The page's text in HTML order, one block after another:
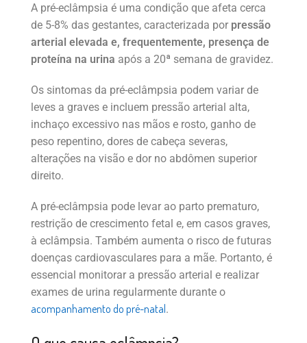
A pré-eclâmpsia é uma condição que afeta cerca
de 5-8% das gestantes, caracterizada por pressão
arterial elevada e, frequentemente, presença de
proteína na urina após a 20ª semana de gravidez.
Os sintomas da pré-eclâmpsia podem variar de
leves a graves e incluem pressão arterial alta,
inchaço excessivo nas mãos e rosto, ganho de
peso repentino, dores de cabeça severas,
alterações na visão e dor no abdômen superior
direito.
A pré-eclâmpsia pode levar ao parto prematuro,
restrição de crescimento fetal e, em casos graves,
à eclâmpsia. Também aumenta o risco de futuras
doenças cardiovasculares para a mãe. Portanto, é
essencial monitorar a pressão arterial e realizar
exames de urina regularmente durante o
acompanhamento do pré-natal.